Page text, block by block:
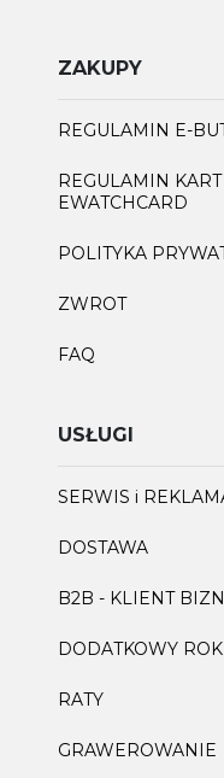
ZAKUPY
REGULAMIN E-
REGULAMIN
EWATCHCARD
POLITYKA
ZWROT
FAQ
USŁUGI
SERWIS i
DOSTAWA
B2B - KLIENT
DODATKOWY
RATY
GRAWEROWANIE